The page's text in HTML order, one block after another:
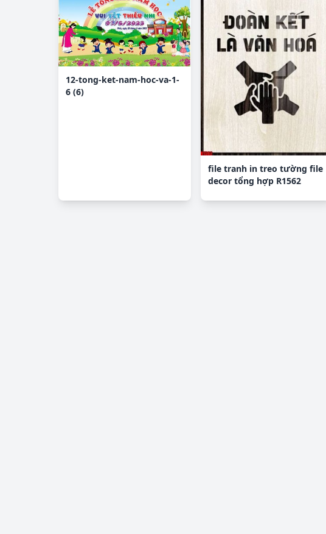
12-tong-ket-nam-hoc-va-1-
6 (6)
file tranh in treo tường file
decor tổng hợp R1562